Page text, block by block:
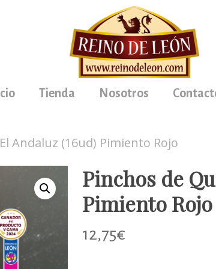
Tienda Nosotros
Andaluz (16ud) Pimiento Rojo
Pinchos de
Pimiento Rojo
12,75€